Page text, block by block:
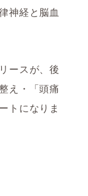
神経と脳血
ースが、後
え・「頭痛
トになりま